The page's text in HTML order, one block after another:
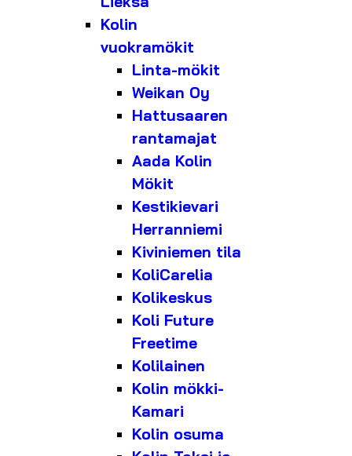
Kolin
vuokramökit
Linta-mökit
Weikan Oy
Hattusaaren
rantamajat
Aada Kolin
Mökit
Kestikievari
Herranniemi
Kiviniemen tila
KoliCarelia
Kolikeskus
Koli Future
Freetime
Kolilainen
Kolin mökki-
Kamari
Kolin osuma